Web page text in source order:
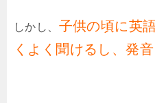
しかし、 子供の頃に英
くよく聞けるし、発